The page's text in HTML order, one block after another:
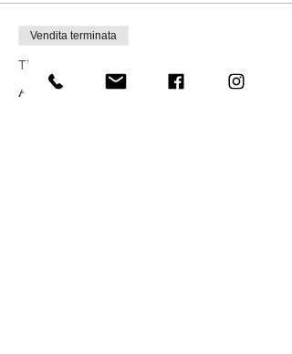
Vendita terminata
Tipo di biglietto
Ammissione generale